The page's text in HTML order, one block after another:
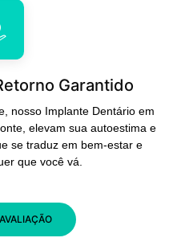
Garantido
nosso Implante Dentário em
elevam sua autoestima e
se traduz em bem-estar e
que você vá.